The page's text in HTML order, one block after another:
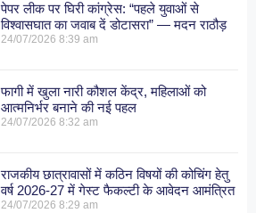
पेपर लीक पर घिरी कांग्रेस: “पहले युवाओं से
विश्वासघात का जवाब दें डोटासरा” — मदन राठौड़
24/07/20268:39 am
फागी में खुला नारी कौशल केंद्र, महिलाओं को
आत्मनिर्भर बनाने की नई पहल
24/07/20268:32 am
राजकीय छात्रावासों में कठिन विषयों की कोचिंग हेतु
वर्ष 2026-27 में गेस्ट फैकल्टी के आवेदन आमंत्रित
24/07/20268:29 am